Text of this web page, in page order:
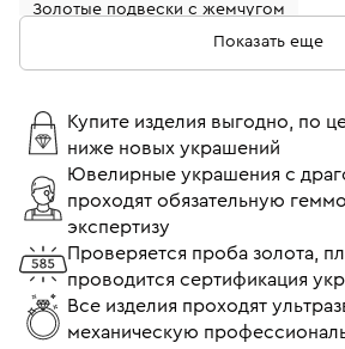
Золотые подвески с жемчугом
Золотые подвески с изумрудом
Подвески из белого золота с
Подвески из белого золота с
Подвески 750 пробы
Подвески с бриллиантами и сапфирами
Показать еще
Купите изделия выгодно, по
ниже новых украшений
Ювелирные украшения с
проходят обязательную
экспертизу
Проверяется проба золота,
проводится сертификация
Все изделия проходят
механическую